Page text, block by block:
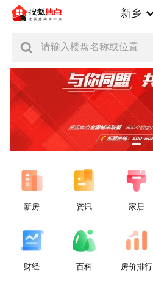
新乡
请输入楼盘名称或位置
新房 资讯 家居
财经 百科 房价排行